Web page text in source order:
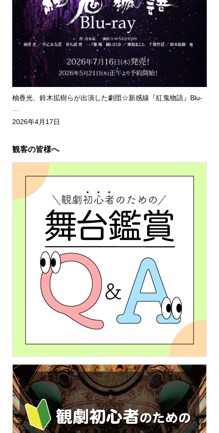
柚香光、鈴木拡樹らが出演した劇団☆新感線『紅鬼物語』Blu-
2026年4月17日
観客の皆様へ